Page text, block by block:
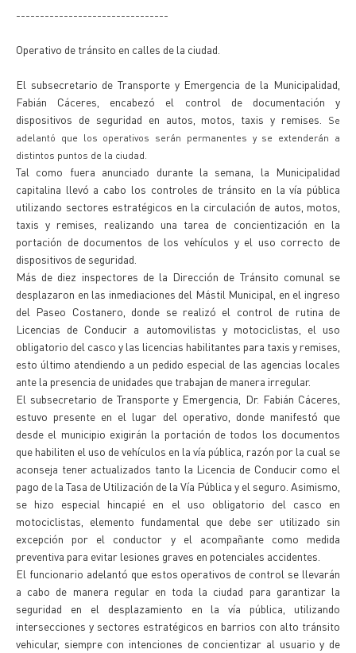
--------------------------------
Operativo de tránsito en calles de la ciudad.
El subsecretario de Transporte y Emergencia de la Municipalidad,
Fabián Cáceres, encabezó el control de documentación y
dispositivos de seguridad en autos, motos, taxis y remises.
Se
adelantó que los operativos serán permanentes y se extenderán a
distintos puntos de la ciudad.
Tal como fuera anunciado durante la semana, la Municipalidad
capitalina llevó a cabo los controles de tránsito en la vía pública
utilizando sectores estratégicos en la circulación de autos, motos,
taxis y remises, realizando una tarea de concientización en la
portación de documentos de los vehículos y el uso correcto de
dispositivos de seguridad.
Más de diez inspectores de la Dirección de Tránsito comunal se
desplazaron en las inmediaciones del Mástil Municipal, en el ingreso
del Paseo Costanero, donde se realizó el control de rutina de
Licencias de Conducir a automovilistas y motociclistas, el uso
obligatorio del casco y las licencias habilitantes para taxis y remises,
esto último atendiendo a un pedido especial de las agencias locales
ante la presencia de unidades que trabajan de manera irregular.
El subsecretario de Transporte y Emergencia, Dr. Fabián Cáceres,
estuvo presente en el lugar del operativo, donde manifestó que
desde el municipio exigirán la portación de todos los documentos
que habiliten el uso de vehículos en la vía pública, razón por la cual se
aconseja tener actualizados tanto la Licencia de Conducir como el
pago de la Tasa de Utilización de la Vía Pública y el seguro. Asimismo,
se hizo especial hincapié en el uso obligatorio del casco en
motociclistas, elemento fundamental que debe ser utilizado sin
excepción por el conductor y el acompañante como medida
preventiva para evitar lesiones graves en potenciales accidentes.
El funcionario adelantó que estos operativos de control se llevarán
a cabo de manera regular en toda la ciudad para garantizar la
seguridad en el desplazamiento en la vía pública, utilizando
intersecciones y sectores estratégicos en barrios con alto tránsito
vehicular, siempre con intenciones de concientizar al usuario y de